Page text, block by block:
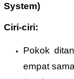
System)
Ciri-ciri:
Pokok
empat